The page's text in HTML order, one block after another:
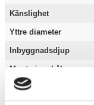
Känslighet
Yttre diameter
Inbyggnadsdjup
Monteringshål